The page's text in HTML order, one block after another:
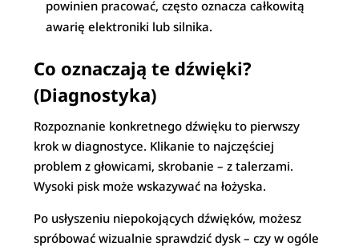
powinien pracować, często oznacza całkowitą
awarię elektroniki lub silnika.
Co oznaczają te dźwięki?
(Diagnostyka)
Rozpoznanie konkretnego dźwięku to pierwszy
krok w diagnostyce. Klikanie to najczęściej
problem z głowicami, skrobanie – z talerzami.
Wysoki pisk może wskazywać na łożyska.
Po usłyszeniu niepokojących dźwięków, możesz
spróbować wizualnie sprawdzić dysk – czy w ogóle